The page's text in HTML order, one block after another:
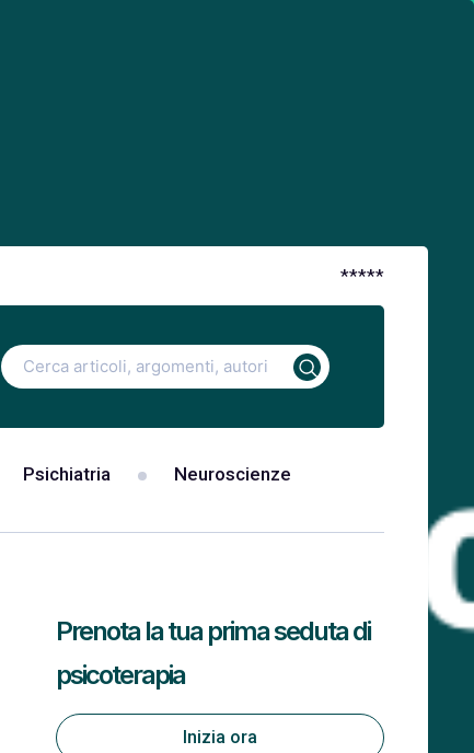
*****
Ricerca
per:
Psichiatria Neuroscienze
Prenota la tua prima seduta di
psicoterapia
Inizia ora